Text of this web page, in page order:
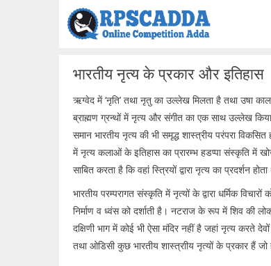
भारतीय नृत्य के प्रकार और इतिहास
ऋग्वेद में ‘नृति’ तथा नृतु का उल्लेख मिलता है तथा उषा
ब्राह्मण ग्रन्थों में नृत्य और संगीत का एक साथ उल्लेख
समान भारतीय नृत्य की भी समृद्ध शास्त्रीय परंपरा
में नृत्य कलाओं के इतिहास का प्रारम्भ हडप्पा संस्कृति में
साबित करता है कि वहां स्त्रियों द्वारा नृत्य का प्रदर्शन होता
भारतीय परम्परागत संस्कृति में नृत्यों के द्वारा धर्मिक
निर्माण व ध्वंस को दर्शाती है। नटराज के रूप में शिव की
दक्षिणी भाग में कोई भी ऐसा मंदिर नहीं है जहां नृत्य करते
तथा ओडिसी कुछ भारतीय शास्त्राीय नृत्यों के प्रकार हैं